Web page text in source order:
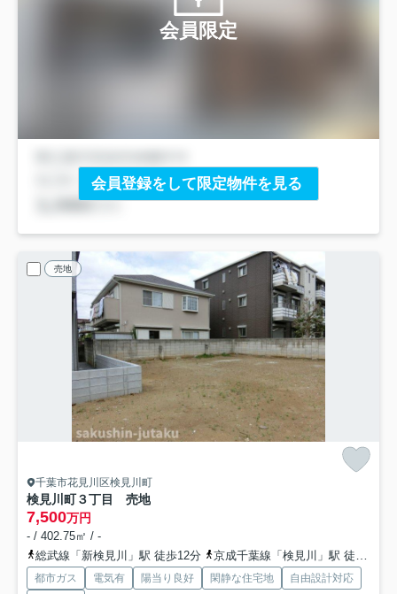
会員限定
会員登録をして限定物件を見る
売地
千葉市花見川区検見川町
検見川町３丁目 売地
7,500万円
- / 402.75㎡ / -
総武線「新検見川」駅 徒歩12分
京成千葉線「検見川」駅 徒歩10分
都市ガス 電気有 陽当り良好 閑静な住宅地
自由設計対応